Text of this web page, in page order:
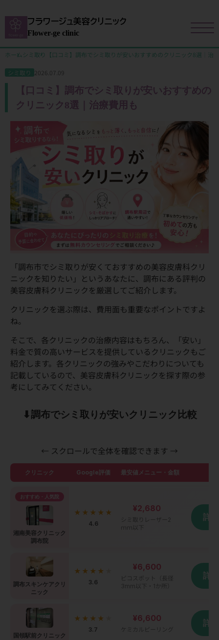
フラワージュ美容クリニック
Flower-ge clinic
ホーム シミ取り 【口コミ】調布でシミ取りが安いおすすめのクリニック8選｜治
シミ取り 2026.07.09
【口コミ】調布でシミ取りが安いおすすめの
クリニック8選｜治療費用も
「調布市でシミ取りが安くておすすめの美容皮膚科クリ
ニックを知りたい」というあなたに、調布にある評判の
美容皮膚科クリニックを厳選してご紹介します。
クリニックを選ぶ際は、費用面も重要なポイントですよ
ね。
そこで、各クリニックの治療内容はもちろん、「安い」
料金で質の高いサービスを提供しているクリニックもご
紹介します。各クリニックの強みやこだわりについても
記載しているので、美容皮膚科クリニックを探す際の参
考にしてみてください。
⬇︎調布でシミ取りが安いクリニック比較
← スクロールで全体を確認できます →
クリニック Google評価 最安値メニュー・金額
おすすめ・人気院
湘南美容クリニック
調布院
★★★★★
4.6
¥2,680
シミ取りレーザー2
ｍｍ以下
詳
調布スキンケアクリ
ニック
★★★★
3.6
¥6,600
ピコスポット（長径
3mm以下・1か所）
詳
国領駅前クリニック
★★★★
3.7
¥6,600
ケミカルピーリング
詳